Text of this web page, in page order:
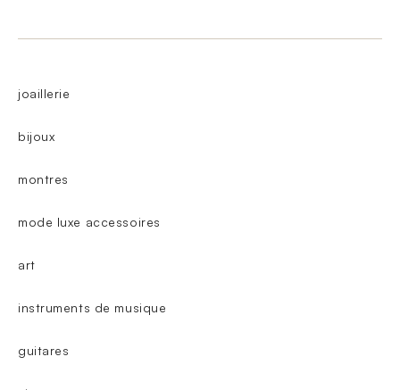
joaillerie
bijoux
montres
mode luxe accessoires
art
instruments de musique
guitares